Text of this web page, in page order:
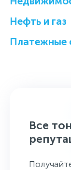
Нефть и газ
Платежные
Все